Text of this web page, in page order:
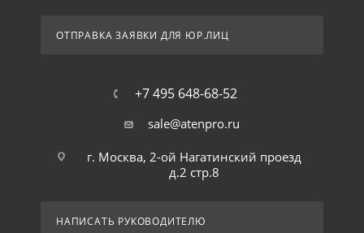
ОТПРАВКА ЗАЯВКИ ДЛЯ ЮР.ЛИЦ
+7 495 648-68-52
sale@atenpro.ru
г. Москва, 2-ой Нагатинский проезд
д.2 стр.8
НАПИСАТЬ РУКОВОДИТЕЛЮ